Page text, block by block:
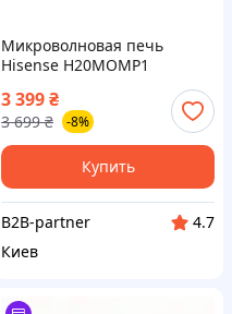
Микроволновая печь
Hisense H20MOMP1
3 399₴
3 699 ₴ -8%
Купить
B2B-partner
4.7
Киев